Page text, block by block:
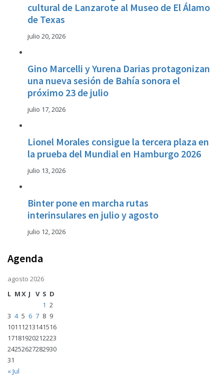
cultural de Lanzarote al Museo de El Álamo
de Texas
julio 20, 2026
Gino Marcelli y Yurena Darias protagonizan
una nueva sesión de Bahía sonora el
próximo 23 de julio
julio 17, 2026
Lionel Morales consigue la tercera plaza en
la prueba del Mundial en Hamburgo 2026
julio 13, 2026
Binter pone en marcha rutas
interinsulares en julio y agosto
julio 12, 2026
Agenda
agosto 2026
L MX J V S D
1 2
3 4 5 6 7 8 9
10111213141516
17181920212223
24252627282930
31
« Jul